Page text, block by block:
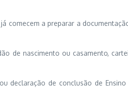
comecem a preparar a
de nascimento ou casamento,
declaração de conclusão de